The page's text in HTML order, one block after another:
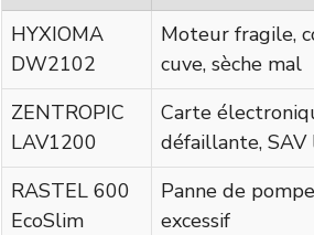
HYXIOMA
DW2102
Moteur fragile,
cuve, sèche mal
ZENTROPIC
LAV1200
Carte
défaillante,
RASTEL 600
EcoSlim
Panne de
excessif